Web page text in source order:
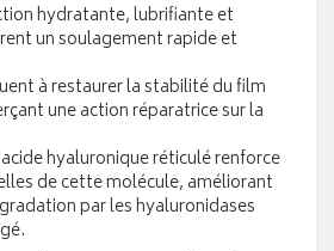
hydratante, lubrifiante et
un soulagement rapide et
à restaurer la stabilité du film
une action réparatrice sur la
hyaluronique réticulé renforce
de cette molécule, améliorant
par les hyaluronidases